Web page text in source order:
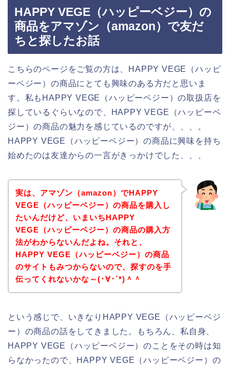
HAPPY VEGE（ハッピーベジー）の
商品をアマゾン（amazon）で友だ
ちと探したお話
こちらのページをご覧の方は、HAPPY VEGE（ハッピ
ーベジー）の商品にとても興味のある方だと思いま
す。私もHAPPY VEGE（ハッピーベジー）の取扱店を
探しているぐらいなので、HAPPY VEGE（ハッピーベ
ジー）の商品の魅力を感じているのですが、、、。
HAPPY VEGE（ハッピーベジー）の商品に興味を持ち
始めたのは友達からの一言がきっかけでした、、、
実は、アマゾン（amazon）でHAPPY
VEGE（ハッピーベジー）の商品を購入し
たいんだけど、いまいちHAPPY
VEGE（ハッピーベジー）の商品の購入方
法がわからないんだよね。それと、
HAPPY VEGE（ハッピーベジー）の商品
のサイトもみつからないので、探すのを手
伝ってくれないかな～(･∀･`*)＾＾
という感じで、いきなりHAPPY VEGE（ハッピーベジ
ー）の商品の話をしてきました。もちろん、私自身、
HAPPY VEGE（ハッピーベジー）のことをその時は知
らなかったので、HAPPY VEGE（ハッピーベジー）の